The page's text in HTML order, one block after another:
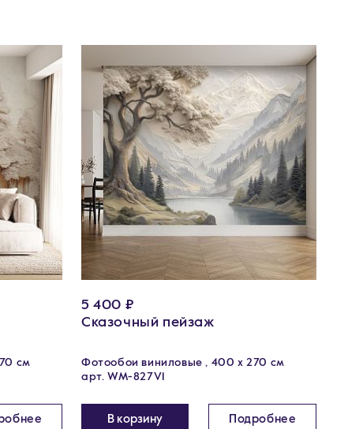
см
5 400 ₽
Сказочный пейзаж
Фотообои виниловые , 400 х 270 см
арт. WM-827V1
В корзину Подробнее